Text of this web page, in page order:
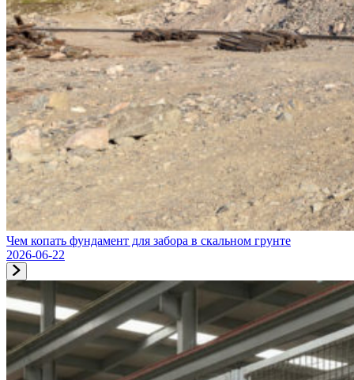
Чем копать фундамент для забора в скальном грунте
2026-06-22